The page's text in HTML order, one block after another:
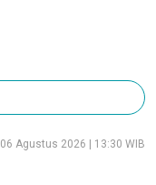
06 Agustus 2026 | 13:30 WIB